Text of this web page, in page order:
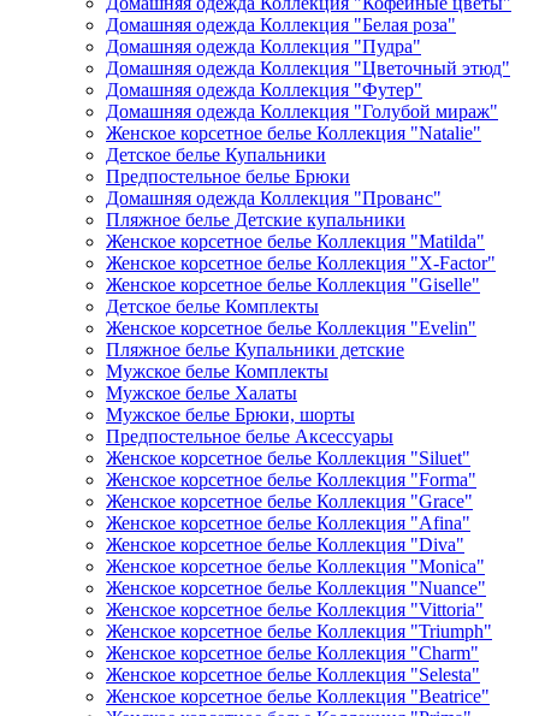
Домашняя одежда Коллекция "Белая роза"
Домашняя одежда Коллекция "Пудра"
Домашняя одежда Коллекция "Цветочный этюд"
Домашняя одежда Коллекция "Футер"
Домашняя одежда Коллекция "Голубой мираж"
Женское корсетное белье Коллекция "Natalie"
Детское белье Купальники
Предпостельное белье Брюки
Домашняя одежда Коллекция "Прованс"
Пляжное белье Детские купальники
Женское корсетное белье Коллекция "Matilda"
Женское корсетное белье Коллекция "X-Factor"
Женское корсетное белье Коллекция "Giselle"
Детское белье Комплекты
Женское корсетное белье Коллекция "Evelin"
Пляжное белье Купальники детские
Мужское белье Комплекты
Мужское белье Халаты
Мужское белье Брюки, шорты
Предпостельное белье Аксессуары
Женское корсетное белье Коллекция "Siluet"
Женское корсетное белье Коллекция "Forma"
Женское корсетное белье Коллекция "Grace"
Женское корсетное белье Коллекция "Afina"
Женское корсетное белье Коллекция "Diva"
Женское корсетное белье Коллекция "Monica"
Женское корсетное белье Коллекция "Nuance"
Женское корсетное белье Коллекция "Vittoria"
Женское корсетное белье Коллекция "Triumph"
Женское корсетное белье Коллекция "Charm"
Женское корсетное белье Коллекция "Selesta"
Женское корсетное белье Коллекция "Beatrice"